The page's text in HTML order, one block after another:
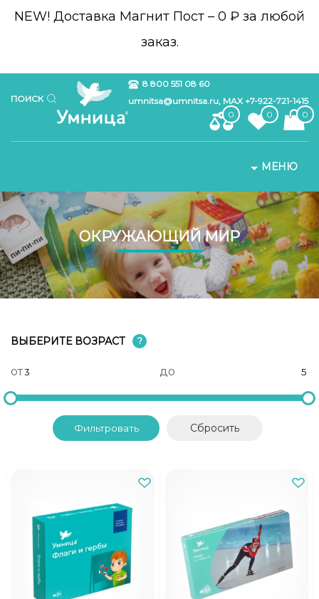
NEW! Доставка Магнит Пост – 0 ₽ за любой
заказ.
ПОИСК
8 800 551 08 60
umnitsa@umnitsa.ru, MAX +7-922-721-1415
0
0 0
МЕНЮ
ОКРУЖАЮЩИЙ МИР
ВЫБЕРИТЕ ВОЗРАСТ ?
от до
Cбросить